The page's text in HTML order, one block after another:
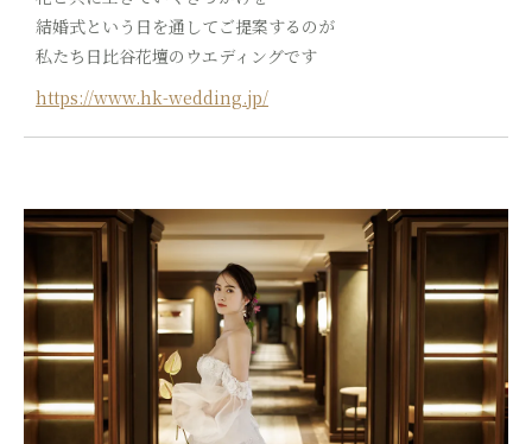
結婚式という日を通してご提案するのが
私たち日比谷花壇のウエディングです
https://www.hk-wedding.jp/